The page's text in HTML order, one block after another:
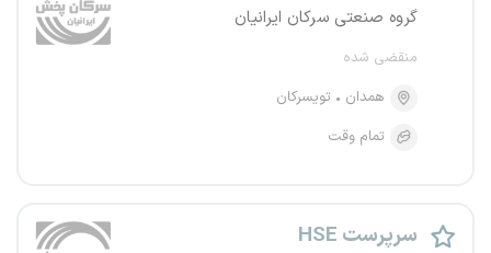
گروه صنعتی سرکان ایرانیان
منقضی شده
همدان
تویسرکان
تمام وقت
سرپرست HSE